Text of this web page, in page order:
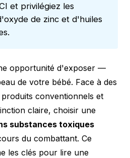
et privilégiez les
de zinc et d'huiles
opportunité d'exposer —
de votre bébé. Face à des
conventionnels et
claire, choisir une
substances toxiques
du combattant. Ce
les clés pour lire une